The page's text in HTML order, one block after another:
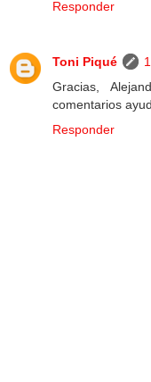
Responder
Toni Piqué
Gracias,
comentarios
Responder